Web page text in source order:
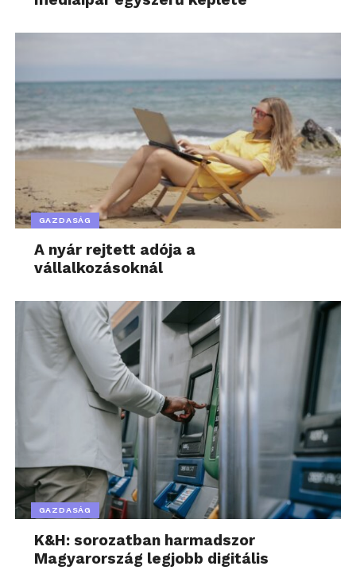
GAZDASÁG
A nyár rejtett adója a
vállalkozásoknál
GAZDASÁG
K&H: sorozatban harmadszor
Magyarország legjobb digitális